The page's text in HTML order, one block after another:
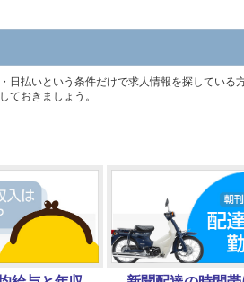
日払いという条件だけで求人情報を探している
ておきましょう。